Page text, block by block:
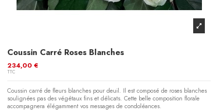
Coussin Carré Roses Blanches
234,00 €
TTC
Coussin carré de fleurs blanches pour deuil. Il est composé de roses blanches
soulignées pas des végétaux fins et délicats. Cette belle composition florale
accompagnera élégamment vos messages de condoléances.